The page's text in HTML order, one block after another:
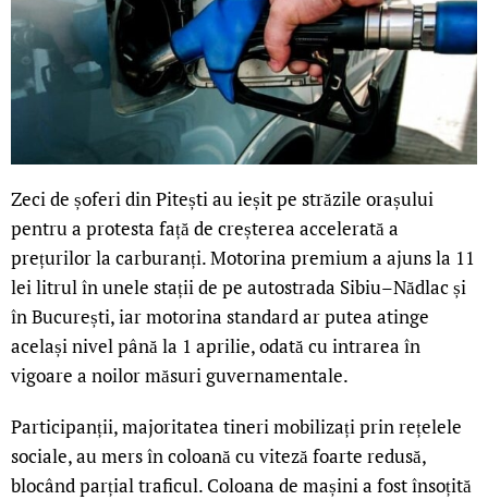
Zeci de șoferi din Pitești au ieșit pe străzile orașului
pentru a protesta față de creșterea accelerată a
prețurilor la carburanți. Motorina premium a ajuns la 11
lei litrul în unele stații de pe autostrada Sibiu–Nădlac și
în București, iar motorina standard ar putea atinge
același nivel până la 1 aprilie, odată cu intrarea în
vigoare a noilor măsuri guvernamentale.
Participanții, majoritatea tineri mobilizați prin rețelele
sociale, au mers în coloană cu viteză foarte redusă,
blocând parțial traficul. Coloana de mașini a fost însoțită